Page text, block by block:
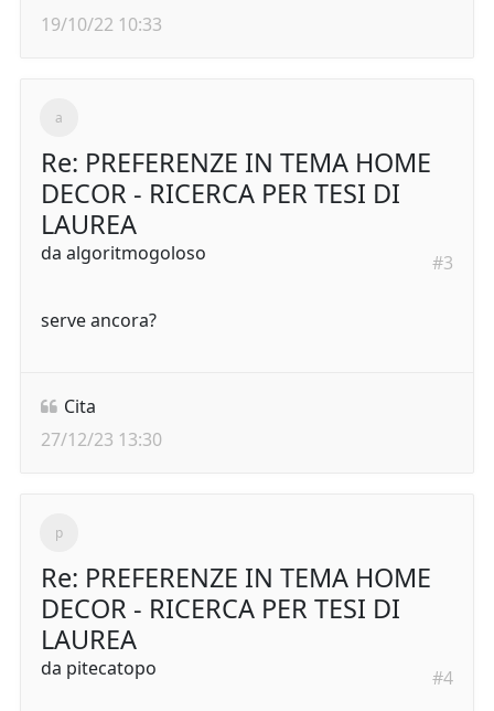
19/10/22 10:33
Re: PREFERENZE IN TEMA HOME
DECOR - RICERCA PER TESI DI
LAUREA
#3
da algoritmogoloso
serve ancora?
Cita
27/12/23 13:30
Re: PREFERENZE IN TEMA HOME
DECOR - RICERCA PER TESI DI
LAUREA
#4
da pitecatopo